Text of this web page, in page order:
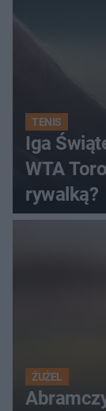
TENIS
Iga
WTA
rywalką?
ŻUŻEL